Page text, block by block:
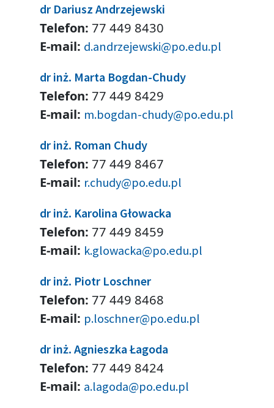
dr Dariusz Andrzejewski
Telefon: 77 449 8430
E-mail: d.andrzejewski@po.edu.pl
dr inż. Marta Bogdan-Chudy
Telefon: 77 449 8429
E-mail: m.bogdan-chudy@po.edu.pl
dr inż. Roman Chudy
Telefon: 77 449 8467
E-mail: r.chudy@po.edu.pl
dr inż. Karolina Głowacka
Telefon: 77 449 8459
E-mail: k.glowacka@po.edu.pl
dr inż. Piotr Loschner
Telefon: 77 449 8468
E-mail: p.loschner@po.edu.pl
dr inż. Agnieszka Łagoda
Telefon: 77 449 8424
E-mail: a.lagoda@po.edu.pl